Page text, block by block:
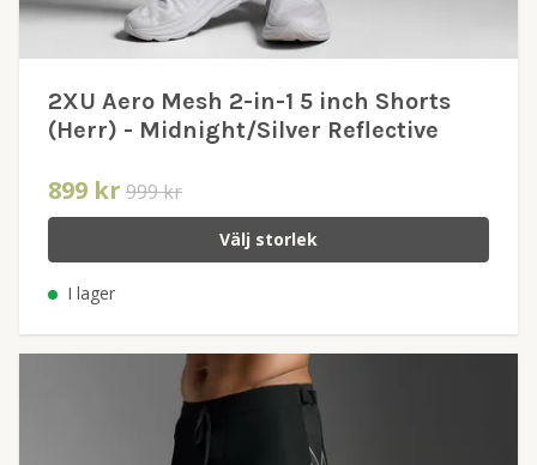
2XU Aero Mesh 2-in-1 5 inch Shorts
(Herr) - Midnight/Silver Reflective
899 kr 999 kr
Välj storlek
I lager